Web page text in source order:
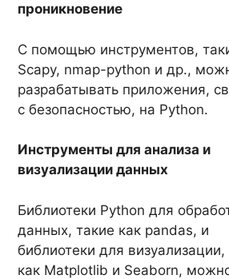
проникновение
С помощью инструментов,
Scapy, nmap-python и др.,
разрабатывать приложения,
с безопасностью, на Python.
Инструменты для анализа и
визуализации данных
Библиотеки Python для
данных, такие как pandas, и
библиотеки для визуализации,
как Matplotlib и Seaborn,